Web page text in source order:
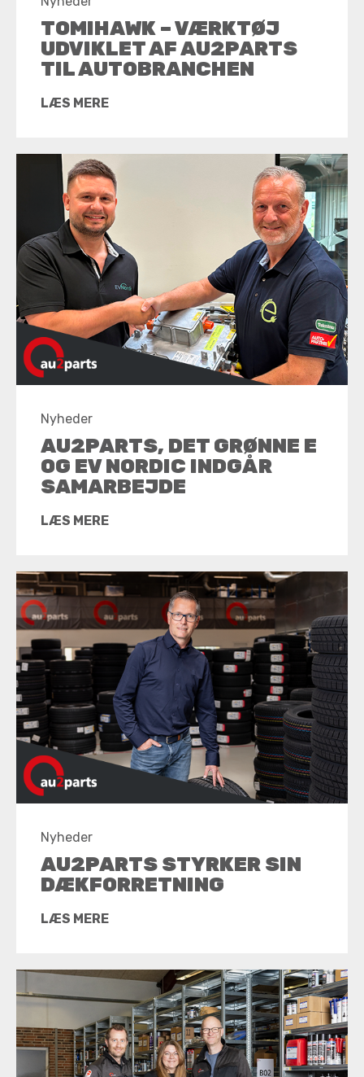
TOMIHAWK – VÆRKTØJ
UDVIKLET AF AU2PARTS
TIL AUTOBRANCHEN
LÆS MERE
Nyheder
AU2PARTS, DET GRØNNE E
OG EV NORDIC INDGÅR
SAMARBEJDE
LÆS MERE
Nyheder
AU2PARTS STYRKER SIN
DÆKFORRETNING
LÆS MERE